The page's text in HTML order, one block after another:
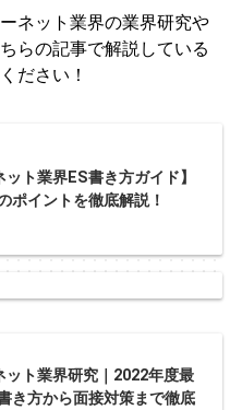
ネット業界の業界研究や
らの記事で解説している
ださい！
ット業界ES書き方ガイド】
ポイントを徹底解説！
ット業界研究｜2022年度最
き方から面接対策まで徹底